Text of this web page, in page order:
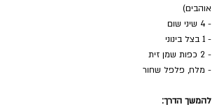
אוהבים)
- 4 שיני שום
- 1 בצל בינוני
- 2 כפות שמן זית
- מלח, פלפל שחור
להמשך הדרך: